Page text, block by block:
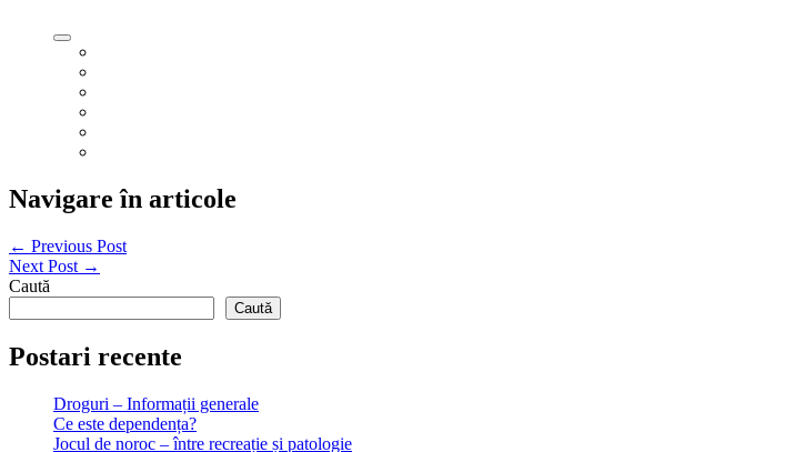
Navigare în articole
← Previous Post
Next Post →
Caută
Caută
Postari recente
Droguri – Informații generale
Ce este dependența?
Jocul de noroc – între recreație și patologie